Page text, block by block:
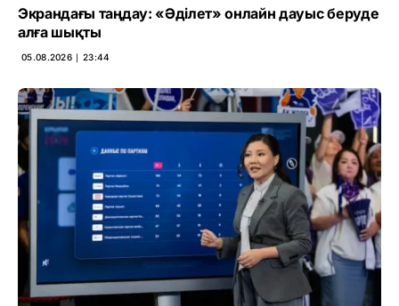
Экрандағы таңдау: «Әділет» онлайн дауыс беруде
алға шықты
05.08.2026 ∣ 23:44